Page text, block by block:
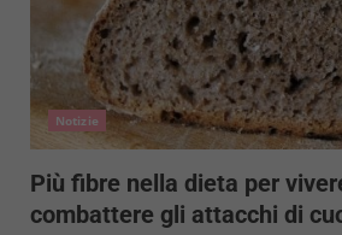
Notizie
Più fibre nella dieta per
combattere gli attacchi di